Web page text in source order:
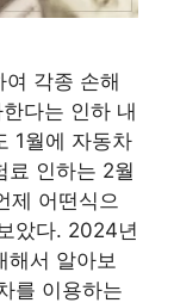
각종 손해
다는 인하 내
1월에 자동차
료 인하는 2월
제 어떤식으
았다. 2024년
해서 알아보
를 이용하는